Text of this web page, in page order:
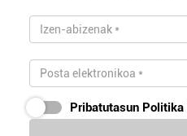
Pribatutasun Politika